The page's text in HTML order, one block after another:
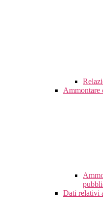
Ammontare
Dati relativi